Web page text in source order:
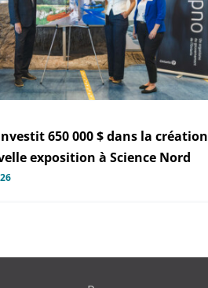
650 000 $ dans la création
exposition à Science Nord